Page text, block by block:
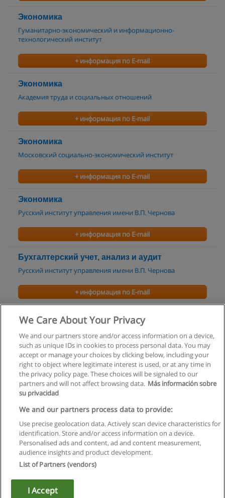
Экономика
Гуманитарно-экономический и информационно-
технологический институт
+ информация по E-mail
Экономика
Академия труда и социальных отношений
+ информация по E-mail
Экономика
Московский социально-экономический институт
+ информация по E-mail
Экономика
Русский институт управления имени В.П. Чернова
+ информация по E-mail
Бухгалтерский учет, анализ и аудит
Русский институт управления имени В.П. Чернова
+ информация по E-mail
Экономика
+ информация по E-mail
Правила пользования
Конфиденциальность информации
Напишите Educaedu
Copyright © Educaedu Business S.L. - CIF : B-95610580: -
We Care About Your Privacy
We and our partners store and/or access information on a device,
such as unique IDs in cookies to process personal data. You may
accept or manage your choices by clicking below, including your
right to object where legitimate interest is used, or at any time in
the privacy policy page. These choices will be signaled to our
partners and will not affect browsing data. Más información sobre
su privacidad
We and our partners process data to provide:
Use precise geolocation data. Actively scan device characteristics for
identification. Store and/or access information on a device.
Personalised ads and content, ad and content measurement,
audience insights and product development.
List of Partners (vendors)
I Accept